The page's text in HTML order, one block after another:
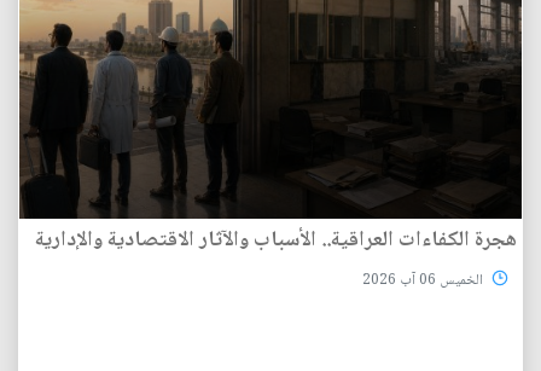
هجرة الكفاءات العراقية.. الأسباب والآثار الاقتصادية والإدارية
الخميس 06 آب 2026